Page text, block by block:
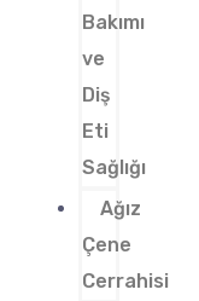
Bakımı
ve
Diş
Eti
Sağlığı
Ağız
Çene
Cerrahisi